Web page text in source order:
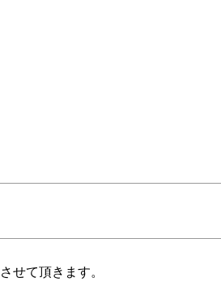
せて頂きます。